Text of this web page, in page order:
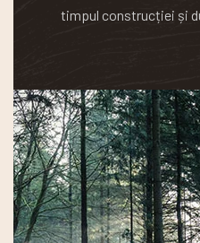
timpul construcției și